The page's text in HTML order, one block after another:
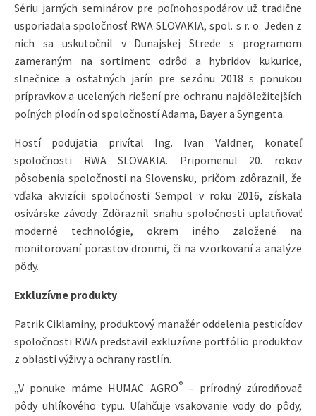
Sériu jarných seminárov pre poľnohospodárov už tradične
usporiadala spoločnosť RWA SLOVAKIA, spol. s r. o. Jeden z
nich sa uskutočnil v Dunajskej Strede s programom
zameraným na sortiment odrôd a hybridov kukurice,
slnečnice a ostatných jarín pre sezónu 2018 s ponukou
prípravkov a ucelených riešení pre ochranu najdôležitejších
poľných plodín od spoločností Adama, Bayer a Syngenta.
Hostí podujatia privítal Ing. Ivan Valdner, konateľ
spoločnosti RWA SLOVAKIA. Pripomenul 20. rokov
pôsobenia spoločnosti na Slovensku, pričom zdôraznil, že
vďaka akvizícii spoločnosti Sempol v roku 2016, získala
osivárske závody. Zdôraznil snahu spoločnosti uplatňovať
moderné technológie, okrem iného založené na
monitorovaní porastov dronmi, či na vzorkovaní a analýze
pôdy.
Exkluzívne produkty
Patrik Ciklaminy, produktový manažér oddelenia pesticídov
spoločnosti RWA predstavil exkluzívne portfólio produktov
z oblasti výživy a ochrany rastlín.
„V ponuke máme HUMAC AGRO®– prírodný zúrodňovač
pôdy uhlíkového typu. Uľahčuje vsakovanie vody do pôdy,